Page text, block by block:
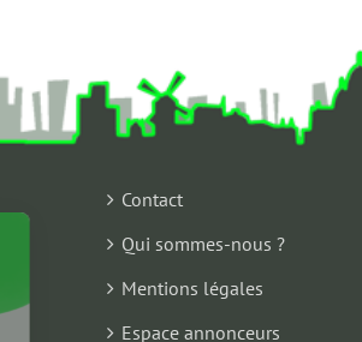
Contact
Qui sommes-nous ?
Mentions légales
Espace annonceurs